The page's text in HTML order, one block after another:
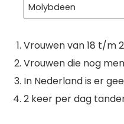
Molybdeen
Vrouwen van 18 t/m
Vrouwen die nog
In Nederland is er
2 keer per dag